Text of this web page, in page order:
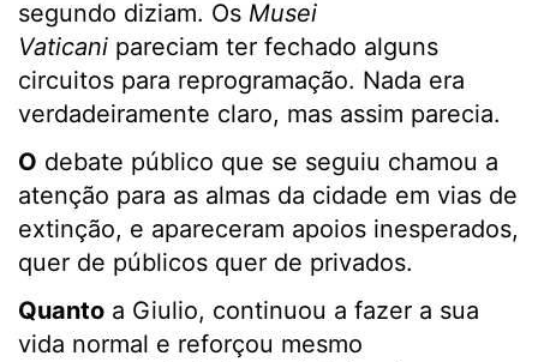
segundo diziam. Os Musei
Vaticani pareciam ter fechado alguns
circuitos para reprogramação. Nada era
verdadeiramente claro, mas assim parecia.
O debate público que se seguiu chamou a
atenção para as almas da cidade em vias de
extinção, e apareceram apoios inesperados,
quer de públicos quer de privados.
Quanto a Giulio, continuou a fazer a sua
vida normal e reforçou mesmo